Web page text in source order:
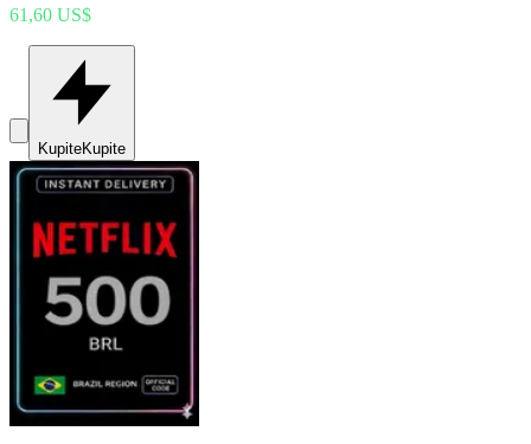
61,60 US$
KupiteKupite